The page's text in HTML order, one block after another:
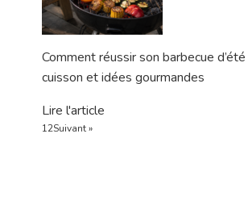
Comment réussir son barbecue
cuisson et idées gourmandes
Lire l'article
12Suivant »